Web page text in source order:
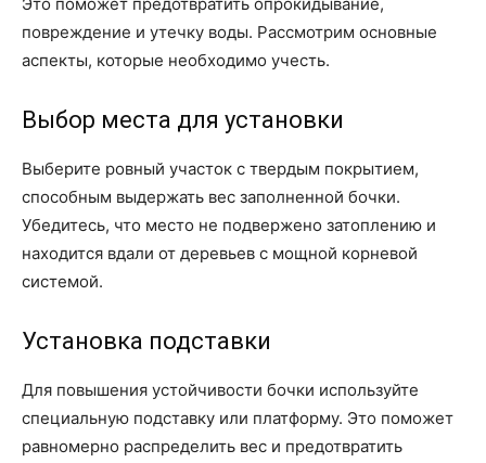
повреждение и утечку воды. Рассмотрим основные
аспекты, которые необходимо учесть.
Выбор места для установки
Выберите ровный участок с твердым покрытием,
способным выдержать вес заполненной бочки.
Убедитесь, что место не подвержено затоплению и
находится вдали от деревьев с мощной корневой
системой.
Установка подставки
Для повышения устойчивости бочки используйте
специальную подставку или платформу. Это поможет
равномерно распределить вес и предотвратить